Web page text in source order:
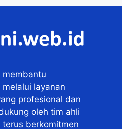
membantu
layanan
profesional dan
oleh tim ahli
terus berkomitmen